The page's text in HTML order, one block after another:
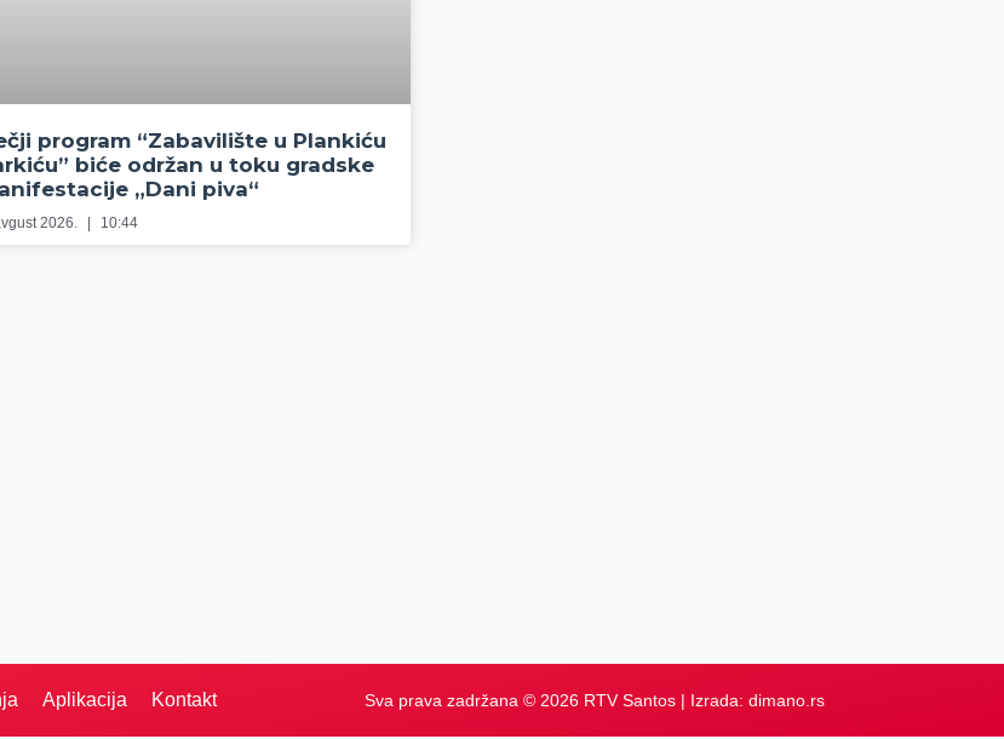
program “Zabavilište u Plankiću
biće održan u toku gradske
„Dani piva“
2026. 10:44
Aplikacija Kontakt Sva prava zadržana © 2026 RTV Santos | Izrada: dimano.rs